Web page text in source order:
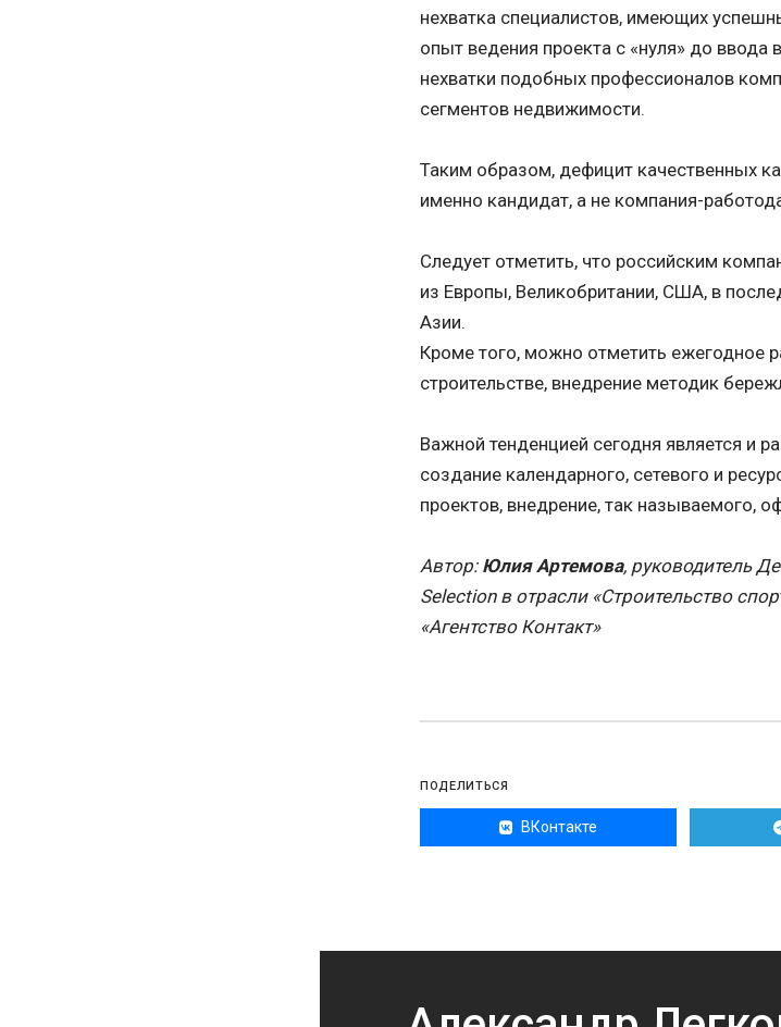
нехватка специалистов, имеющих
опыт ведения проекта с «нуля» до ввода
нехватки подобных профессионалов
сегментов недвижимости.
Таким образом, дефицит качественных
именно кандидат, а не компания-
Следует отметить, что российским
из Европы, Великобритании, США, в
Азии.
Кроме того, можно отметить ежегодное
строительстве, внедрение методик
Важной тенденцией сегодня является и
создание календарного, сетевого и
проектов, внедрение, так называемого,
Автор: Юлия Артемова, руководитель
Selection в отрасли «Строительство
«Агентство Контакт»
ПОДЕЛИТЬСЯ
ВКонтакте